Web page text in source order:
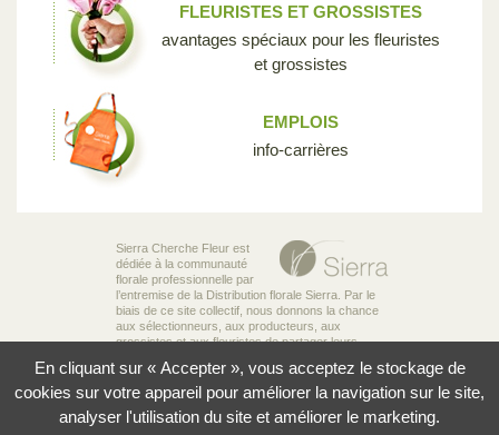
FLEURISTES ET GROSSISTES
avantages spéciaux pour les fleuristes
et grossistes
EMPLOIS
info-carrières
Sierra Cherche Fleur est
dédiée à la communauté
florale professionnelle par
l’entremise de la Distribution florale Sierra. Par le
biais de ce site collectif, nous donnons la chance
aux sélectionneurs, aux producteurs, aux
grossistes et aux fleuristes de partager leurs
incroyable des fleurs qui rend notre industrie si
unique.
En cliquant sur « Accepter », vous acceptez le stockage de
cookies sur votre appareil pour améliorer la navigation sur le site,
analyser l'utilisation du site et améliorer le marketing.